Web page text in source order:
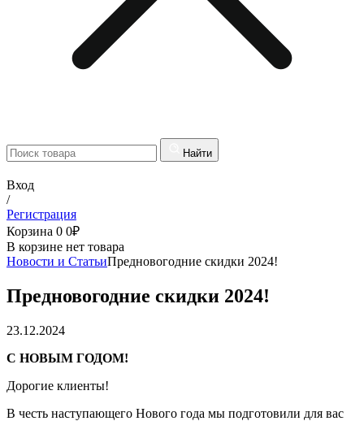
Найти
Вход
/
Регистрация
Корзина 0 0₽
В корзине нет товара
Новости и СтатьиПредновогодние скидки 2024!
Предновогодние скидки 2024!
23.12.2024
С НОВЫМ ГОДОМ!
Дорогие клиенты!
В честь наступающего Нового года мы подготовили для вас